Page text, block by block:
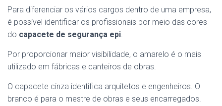
Para diferenciar os vários cargos dentro de uma empresa,
é possível identificar os profissionais por meio das cores
do capacete de segurança epi.
Por proporcionar maior visibilidade, o amarelo é o mais
utilizado em fábricas e canteiros de obras.
O capacete cinza identifica arquitetos e engenheiros. O
branco é para o mestre de obras e seus encarregados.